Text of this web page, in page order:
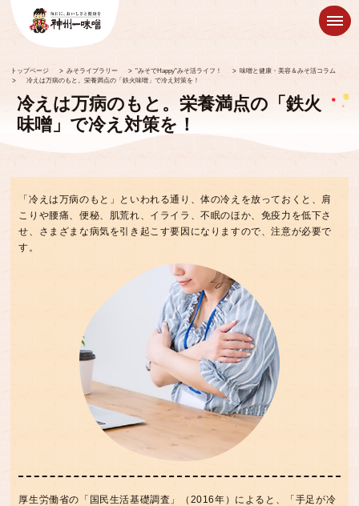
トップページ > みそライブラリー >"みそでHappy"みそ活ライフ！ > 味噌と健康・美容＆みそ活コラム
>
冷えは万病のもと。栄養満点の「鉄火味噌」で冷え対策を！
冷えは万病のもと。栄養満点の「鉄火
味噌」で冷え対策を！
「冷えは万病のもと」といわれる通り、体の冷えを放っておくと、肩
こりや腰痛、便秘、肌荒れ、イライラ、不眠のほか、免疫力を低下さ
せ、さまざまな病気を引き起こす要因になりますので、注意が必要で
す。
厚生労働省の「国民生活基礎調査」（2016年）によると、「手足が冷